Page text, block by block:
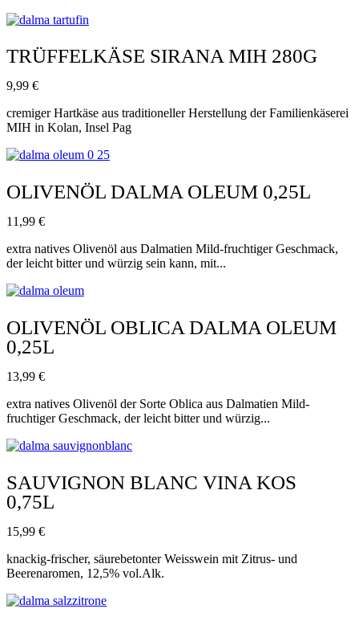
TRÜFFELKÄSE SIRANA MIH 280G
9,99 €
cremiger Hartkäse aus traditioneller Herstellung der Familienkäserei
MIH in Kolan, Insel Pag
OLIVENÖL DALMA OLEUM 0,25L
11,99 €
extra natives Olivenöl aus Dalmatien Mild-fruchtiger Geschmack,
der leicht bitter und würzig sein kann, mit...
OLIVENÖL OBLICA DALMA OLEUM
0,25L
13,99 €
extra natives Olivenöl der Sorte Oblica aus Dalmatien Mild-
fruchtiger Geschmack, der leicht bitter und würzig...
SAUVIGNON BLANC VINA KOS
0,75L
15,99 €
knackig-frischer, säurebetonter Weisswein mit Zitrus- und
Beerenaromen, 12,5% vol.Alk.